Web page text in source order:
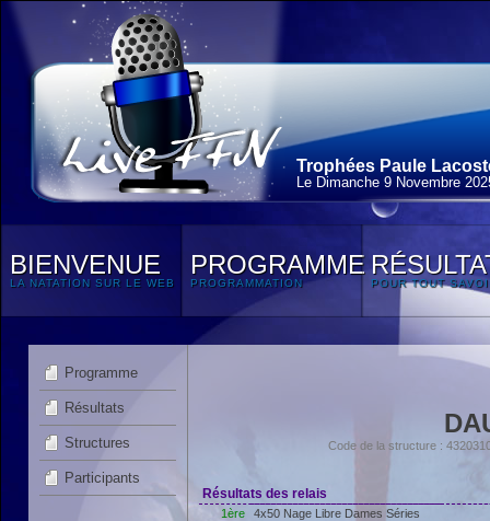
Trophées Paule
Le Dimanche 9 Novembre
BIENVENUE
LA NATATION SUR LE WEB
PROGRAMME
PROGRAMMATION POUR TOUT
Programme
Résultats
Structures
Participants
Code de la structure :
Résultats des relais
1ère
4x50 Nage Libre Dames Séries